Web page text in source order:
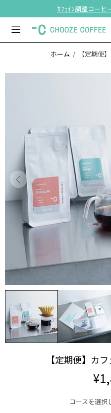
ｶﾌｪｲﾝ調整コーヒ
ホーム 【定期便
【定期便】カ
コースを選択